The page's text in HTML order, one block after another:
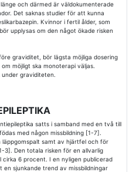
och därmed är väldokumenterade
Det saknas studier för att kunna
Kvinnor i fertil ålder, som
upplysas om den något ökade risken
graviditet, bör lägsta möjliga dosering
möjligt ska monoterapi väljas.
under graviditeten.
satts i samband med en två till
med någon missbildning [1-7].
läppgomspalt samt av hjärtfel och för
3]. Den totala risken för en allvarlig
6 procent. I en nyligen publicerad
sjunkande trend av missbildningar